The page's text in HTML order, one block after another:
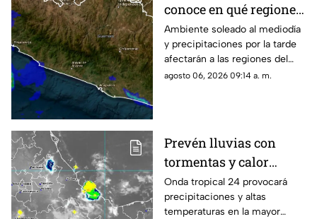
conoce en qué regiones
se esperan lluvias
Ambiente soleado al mediodía
y precipitaciones por la tarde
afectarán a las regiones del
estado; monitorean un sistema
agosto 06, 2026 09:14 a. m.
Prevén lluvias con
tormentas y calor
sofocante este
miércoles en Oaxaca
Onda tropical 24 provocará
precipitaciones y altas
temperaturas en la mayor